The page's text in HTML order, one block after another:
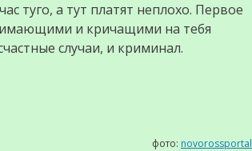
туго, а тут платят неплохо. Первое
и кричащими на тебя
случаи, и криминал.
фото: novorossportal